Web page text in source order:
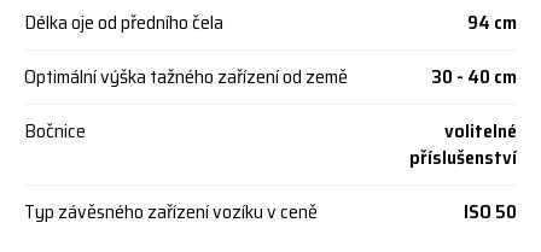
Délka oje od předního čela
94 cm
Optimální výška tažného zařízení od země
30 - 40 cm
Bočnice
volitelné
příslušenství
Typ závěsného zařízení vozíku v ceně
ISO 50